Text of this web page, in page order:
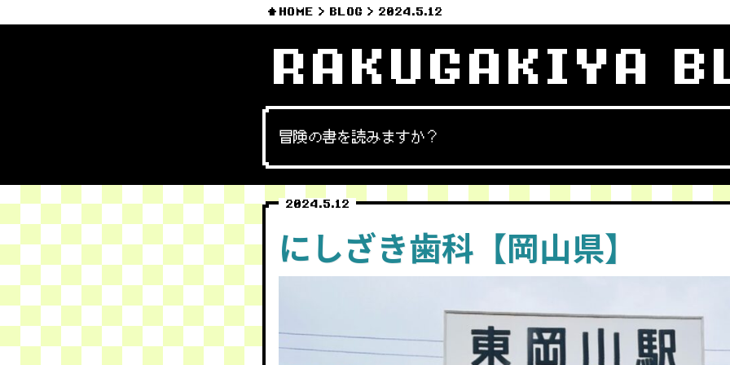
HOME BLOG 2024.5.12
RAKUGAKIYA
冒険の書を読みますか？
2024.5.12
にしざき歯科【岡山県】